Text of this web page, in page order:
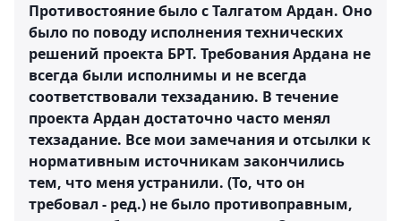
Противостояние было с Талгатом Ардан. Оно
было по поводу исполнения технических
решений проекта БРТ. Требования Ардана не
всегда были исполнимы и не всегда
соответствовали техзаданию. В течение
проекта Ардан достаточно часто менял
техзадание. Все мои замечания и отсылки к
нормативным источникам закончились
тем, что меня устранили. (То, что он
требовал - ред.) не было противоправным,